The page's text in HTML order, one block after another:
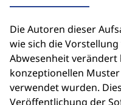
Die Autoren dieser
wie sich die
Abwesenheit verändert
konzeptionellen
verwendet wurden.
Veröffentlichung der